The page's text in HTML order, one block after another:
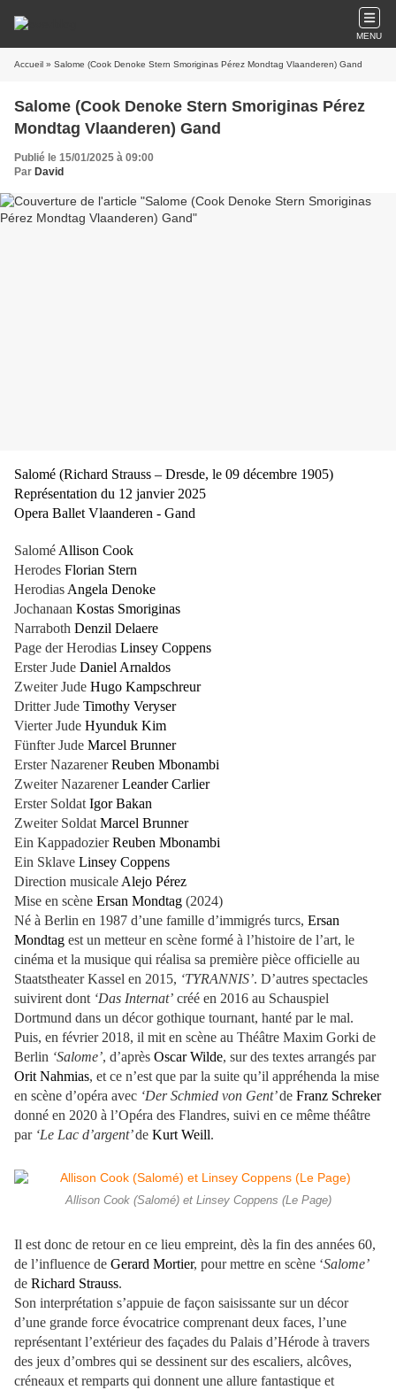
MENU
Accueil » Salome (Cook Denoke Stern Smoriginas Pérez Mondtag Vlaanderen) Gand
Salome (Cook Denoke Stern Smoriginas Pérez
Mondtag Vlaanderen) Gand
Publié le 15/01/2025 à 09:00
Par David
Salomé (Richard Strauss – Dresde, le 09 décembre 1905)
Représentation du 12 janvier 2025
Opera Ballet Vlaanderen - Gand
Salomé Allison Cook
Herodes Florian Stern
Herodias Angela Denoke
Jochanaan Kostas Smoriginas
Narraboth Denzil Delaere
Page der Herodias Linsey Coppens
Erster Jude Daniel Arnaldos
Zweiter Jude Hugo Kampschreur
Dritter Jude Timothy Veryser
Vierter Jude Hyunduk Kim
Fünfter Jude Marcel Brunner
Erster NazarenerReuben Mbonambi
Zweiter NazarenerLeander Carlier
Erster Soldat Igor Bakan
Zweiter Soldat Marcel Brunner
Ein KappadozierReuben Mbonambi
Ein Sklave Linsey Coppens
Direction musicale Alejo Pérez
Mise en scène Ersan Mondtag (2024)
Né à Berlin en 1987 d’une famille d’immigrés turcs, Ersan
Mondtag est un metteur en scène formé à l’histoire de l’art, le
cinéma et la musique qui réalisa sa première pièce officielle au
Staatstheater Kassel en 2015, ‘TYRANNIS’. D’autres spectacles
suivirent dont ‘Das Internat’ créé en 2016 au Schauspiel
Dortmund dans un décor gothique tournant, hanté par le mal.
Puis, en février 2018, il mit en scène au Théâtre Maxim Gorki de
Berlin ‘Salome’, d’après Oscar Wilde, sur des textes arrangés par
Orit Nahmias, et ce n’est que par la suite qu’il appréhenda la mise
en scène d’opéra avec ‘Der Schmied von Gent’de Franz Schreker
donné en 2020 à l’Opéra des Flandres, suivi en ce même théâtre
par ‘Le Lac d’argent’de Kurt Weill.
Allison Cook (Salomé) et Linsey Coppens (Le Page)
Il est donc de retour en ce lieu empreint, dès la fin des années 60,
de l’influence de Gerard Mortier, pour mettre en scène ‘Salome’
de Richard Strauss.
Son interprétation s’appuie de façon saisissante sur un décor
d’une grande force évocatrice comprenant deux faces, l’une
représentant l’extérieur des façades du Palais d’Hérode à travers
des jeux d’ombres qui se dessinent sur des escaliers, alcôves,
créneaux et remparts qui donnent une allure fantastique et